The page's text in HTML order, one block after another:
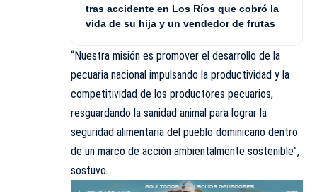
tras accidente en Los Ríos que cobró la
vida de su hija y un vendedor de frutas
“Nuestra misión es promover el desarrollo de la
pecuaria nacional impulsando la productividad y la
competitividad de los productores pecuarios,
resguardando la sanidad animal para lograr la
seguridad alimentaria del pueblo dominicano dentro
de un marco de acción ambientalmente sostenible”,
sostuvo.